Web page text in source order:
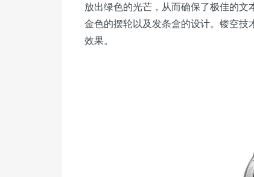
放出绿色的光芒，从而确保了极佳的文
金色的摆轮以及发条盒的设计。镂空
效果。